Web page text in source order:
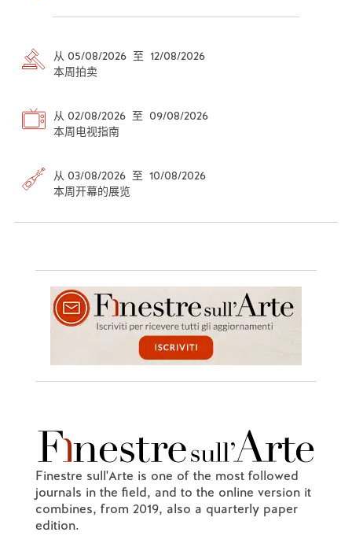
从 05/08/2026 至 12/08/2026
本周拍卖
从 02/08/2026 至 09/08/2026
本周电视指南
从 03/08/2026 至 10/08/2026
本周开幕的展览
Finestre sull'Arte is one of the most followed
journals in the field, and to the online version it
combines, from 2019, also a quarterly paper
edition.